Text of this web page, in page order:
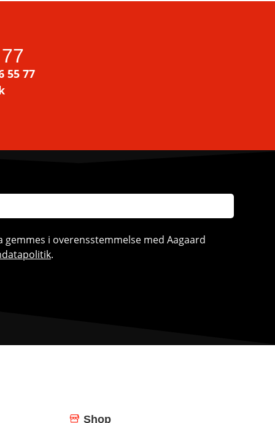
55 77
gemmes i overensstemmelse med Aagaard
.
Shop